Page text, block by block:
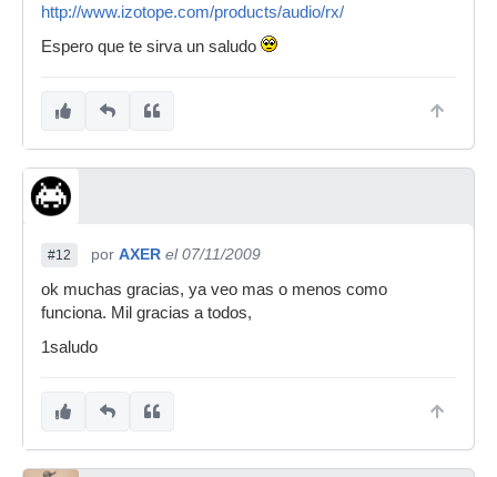
http://www.izotope.com/products/audio/rx/
Espero que te sirva un saludo
#12 por AXER el 07/11/2009
ok muchas gracias, ya veo mas o menos como
funciona. Mil gracias a todos,
1saludo